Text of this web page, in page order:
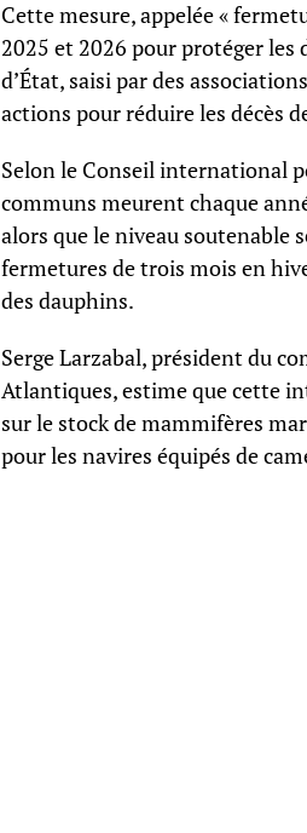
Cette mesure, appelée «
2025 et 2026 pour protéger les
d’État, saisi par des
actions pour réduire les décès
Selon le Conseil international
communs meurent chaque
alors que le niveau soutenable
fermetures de trois mois en
des dauphins.
Serge Larzabal, président du
Atlantiques, estime que cette
sur le stock de mammifères
pour les navires équipés de